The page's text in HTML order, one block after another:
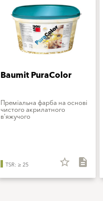
Baumit PuraColor
Преміальна фарба на основі
чистого акрилатного
в'яжучого
TSR: ≥ 25 star_border description